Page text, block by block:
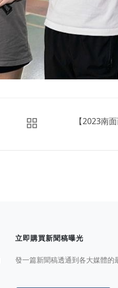
【2023南
立即購買新聞稿曝光
發一篇新聞稿透通到各大媒體的